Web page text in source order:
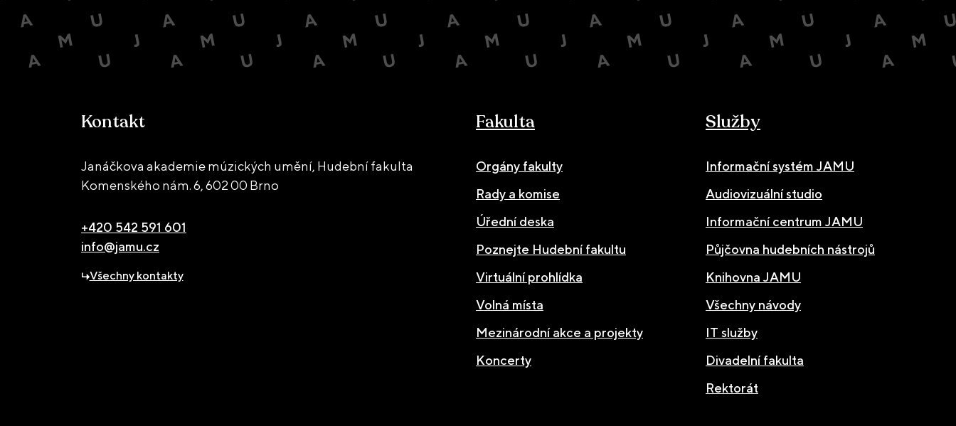
Kontakt
Janáčkova akademie múzických umění, Hudební fakulta
Komenského nám. 6,602 00 Brno
+420 542 591 601
info@jamu.cz
Všechny kontakty
Fakulta
Orgány fakulty
Rady a komise
Úřední deska
Poznejte Hudební fakultu
Virtuální prohlídka
Volná místa
Mezinárodní akce a projekty
Koncerty
Služby
Informační systém JAMU
Audiovizuální studio
Informační centrum JAMU
Půjčovna hudebních nástrojů
Knihovna JAMU
Všechny návody
IT služby
Divadelní fakulta
Rektorát